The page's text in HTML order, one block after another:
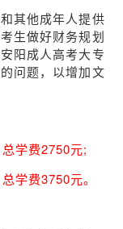
其他成年人提供
生做好财务规划
阳成人高考大专
问题，以增加文
学费2750元;
费3750元。